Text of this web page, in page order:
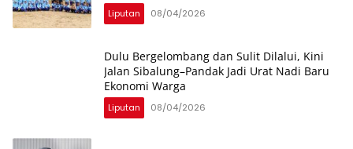
Liputan 08/04/2026
Dulu Bergelombang dan Sulit Dilalui, Kini
Jalan Sibalung–Pandak Jadi Urat Nadi Baru
Ekonomi Warga
Liputan 08/04/2026